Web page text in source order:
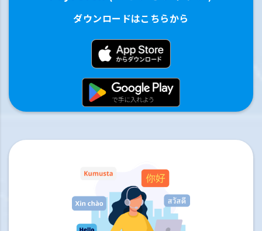
ダウンロードはこちらから